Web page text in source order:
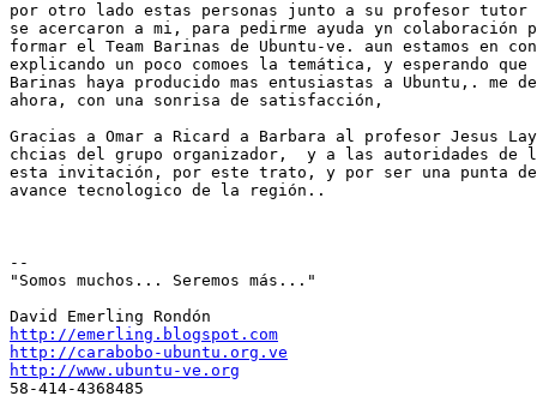
por otro lado estas personas junto a su profesor tutor
se acercaron a mi, para pedirme ayuda yn colaboración
formar el Team Barinas de Ubuntu-ve. aun estamos en
explicando un poco comoes la temática, y esperando
Barinas haya producido mas entusiastas a Ubuntu,. me
ahora, con una sonrisa de satisfacción,
Gracias a Omar a Ricard a Barbara al profesor Jesus
chcias del grupo organizador,  y a las autoridades de la
esta invitación, por este trato, y por ser una punta
avance tecnologico de la región..
--
"Somos muchos... Seremos más..."
http://emerling.blogspot.com
http://carabobo-ubuntu.org.ve
http://www.ubuntu-ve.org
58-414-4368485